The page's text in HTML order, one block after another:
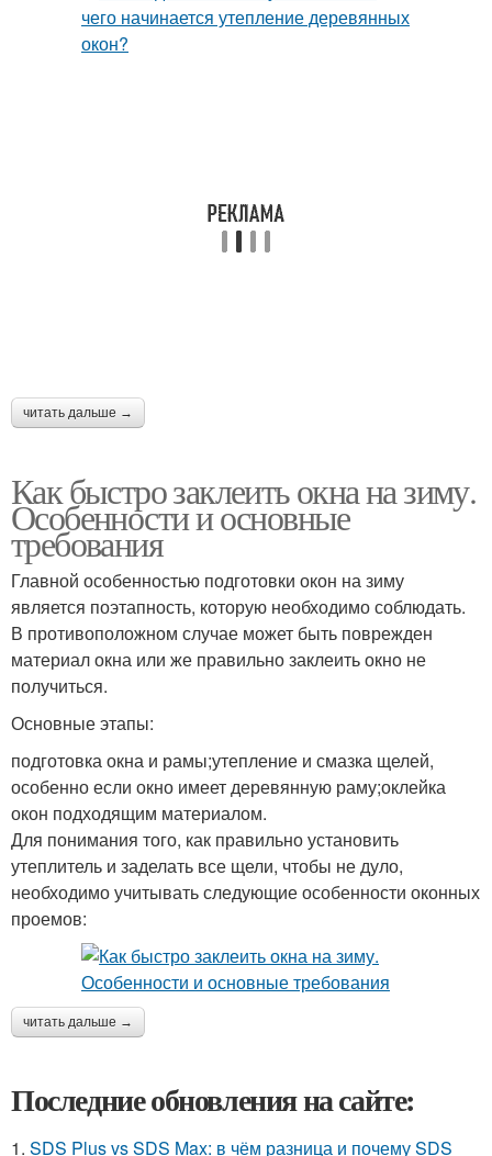
читать дальше →
Как быстро заклеить окна на зиму.
Особенности и основные
требования
Главной особенностью подготовки окон на зиму
является поэтапность, которую необходимо соблюдать.
В противоположном случае может быть поврежден
материал окна или же правильно заклеить окно не
получиться.
Основные этапы:
подготовка окна и рамы;утепление и смазка щелей,
особенно если окно имеет деревянную раму;оклейка
окон подходящим материалом.
Для понимания того, как правильно установить
утеплитель и заделать все щели, чтобы не дуло,
необходимо учитывать следующие особенности оконных
проемов:
читать дальше →
Последние обновления на сайте:
1. SDS Plus vs SDS Max: в чём разница и почему SDS